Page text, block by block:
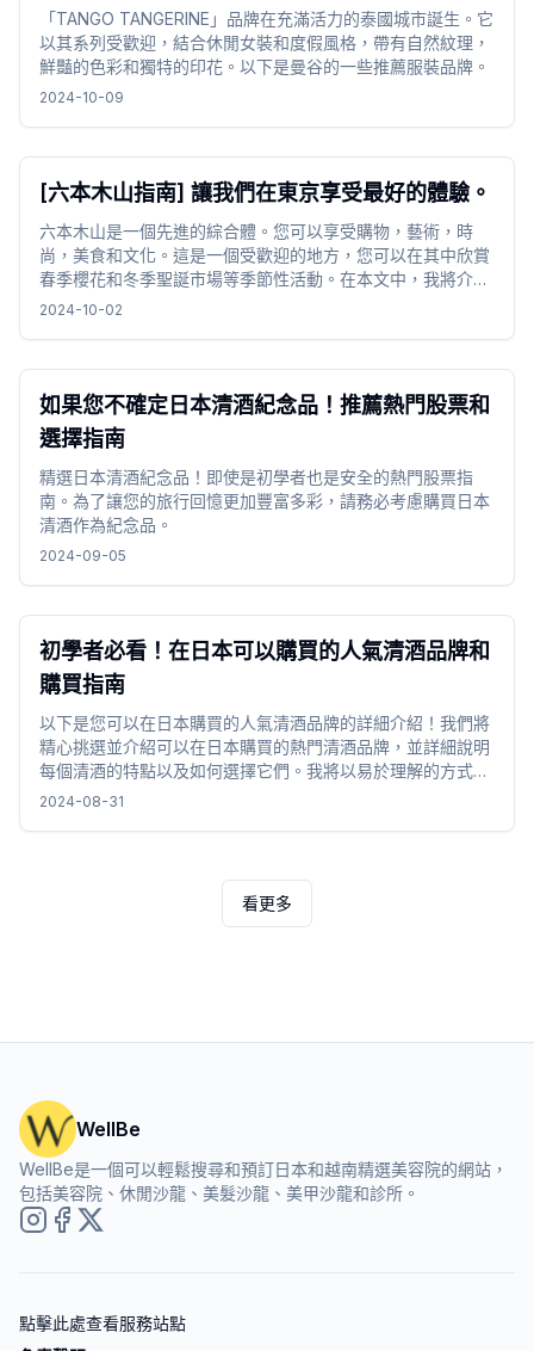
「TANGO TANGERINE」品牌在充滿活力的泰國城市誕生。它
以其系列受歡迎，結合休閒女裝和度假風格，帶有自然紋理，
鮮豔的色彩和獨特的印花。以下是曼谷的一些推薦服裝品牌。
2024-10-09
[六本木山指南] 讓我們在東京享受最好的體驗。
六本木山是一個先進的綜合體。您可以享受購物，藝術，時
尚，美食和文化。這是一個受歡迎的地方，您可以在其中欣賞
春季櫻花和冬季聖誕市場等季節性活動。在本文中，我將介紹
六本木山的吸引力。
2024-10-02
如果您不確定日本清酒紀念品！推薦熱門股票和
選擇指南
精選日本清酒紀念品！即使是初學者也是安全的熱門股票指
南。為了讓您的旅行回憶更加豐富多彩，請務必考慮購買日本
清酒作為紀念品。
2024-09-05
初學者必看！在日本可以購買的人氣清酒品牌和
購買指南
以下是您可以在日本購買的人氣清酒品牌的詳細介紹！我們將
精心挑選並介紹可以在日本購買的熱門清酒品牌，並詳細說明
每個清酒的特點以及如何選擇它們。我將以易於理解的方式解
釋它，以便即使是初學者也可以放心地選擇，因此請務必查看
2024-08-31
看更多
WellBe
WellBe是一個可以輕鬆搜尋和預訂日本和越南精選美容院的網站，
包括美容院、休閒沙龍、美髮沙龍、美甲沙龍和診所。
點擊此處查看服務站點